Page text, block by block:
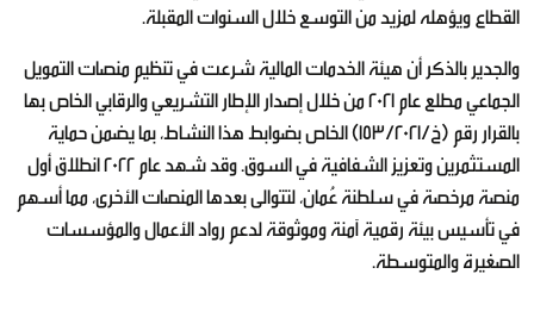
القطاع ويؤهله لمزيد من التوسع خلال السنوات المقبلة.
والجدير بالذكر أن هيئة الخدمات المالية شرعت في تنظيم منصات التمويل
الجماعي مطلع عام 2021 من خلال إصدار الإطار التشريعي والرقابي الخاص بها
بالقرار رقم (خ/153/2021) الخاص بضوابط هذا النشاط، بما يضمن حماية
المستثمرين وتعزيز الشفافية في السوق. وقد شهد عام 2022 انطلاق أول
منصة مرخصة في سلطنة عُمان، لتتوالى بعدها المنصات الأخرى، مما أسهم
في تأسيس بيئة رقمية آمنة وموثوقة لدعم رواد الأعمال والمؤسسات
الصغيرة والمتوسطة.